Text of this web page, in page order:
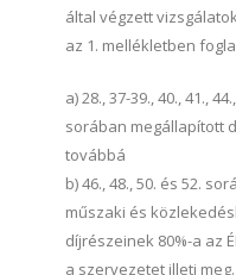
által végzett
az 1. mellékletben
a) 28., 37-39., 40., 41.,
sorában megállapított
továbbá
b) 46., 48., 50. és 52.
műszaki és
díjrészeinek 80%-a az
a szervezetet illeti meg.